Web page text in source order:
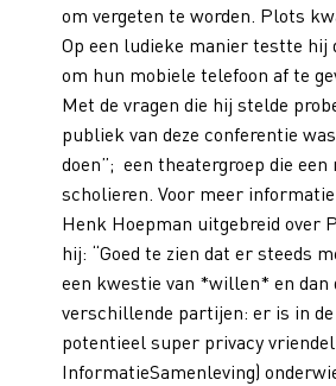
om vergeten te worden. Plots
Op een ludieke manier testte hij
om hun mobiele telefoon af te
Met de vragen die hij stelde
publiek van deze conferentie
doen”; een theatergroep die
scholieren. Voor meer
Henk Hoepman uitgebreid over
hij: “Goed te zien dat er steeds
een kwestie van *willen* en dan
verschillende partijen: er is in
potentieel super privacy
InformatieSamenleving)